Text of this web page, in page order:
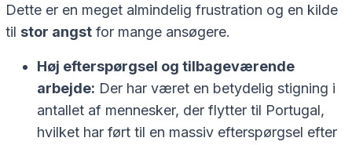
Dette er en meget almindelig frustration og en kilde
til stor angst for mange ansøgere.
Høj efterspørgsel og tilbageværende
arbejde: Der har været en betydelig stigning i
antallet af mennesker, der flytter til Portugal,
hvilket har ført til en massiv efterspørgsel efter